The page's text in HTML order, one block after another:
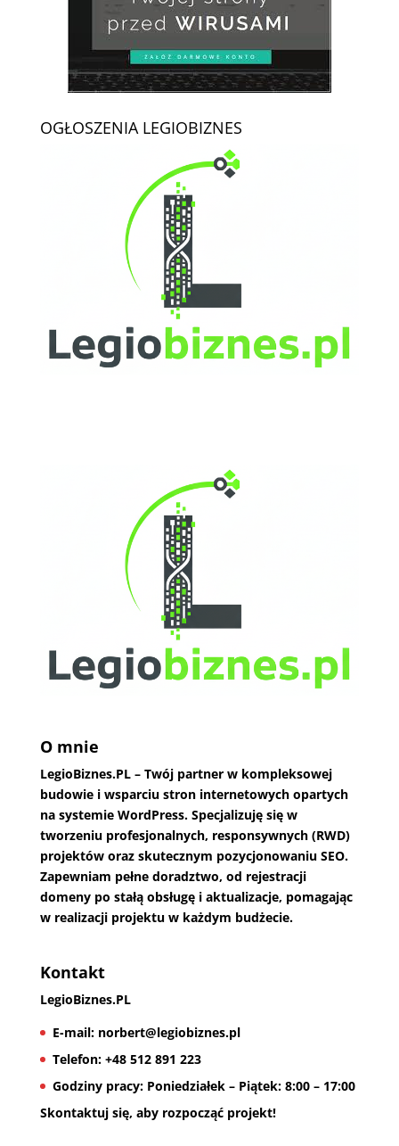
OGŁOSZENIA LEGIOBIZNES
O mnie
LegioBiznes.PL– Twój partner w kompleksowej
budowie i wsparciu stron internetowych opartych
na systemie WordPress. Specjalizuję się w
tworzeniu profesjonalnych, responsywnych (RWD)
projektów oraz skutecznym pozycjonowaniu SEO.
Zapewniam pełne doradztwo, od rejestracji
domeny po stałą obsługę i aktualizacje, pomagając
w realizacji projektu w każdym budżecie.
Kontakt
LegioBiznes.PL
E-mail:norbert@legiobiznes.pl
Telefon:+48 512 891 223
Godziny pracy:Poniedziałek – Piątek: 8:00 – 17:00
Skontaktuj się, aby rozpocząć projekt!